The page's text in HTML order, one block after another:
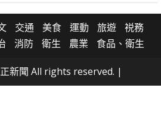
交通 美食 運動 旅遊
祱務
消防 衛生 農業 食品、衛生
新聞 All rights reserved. |